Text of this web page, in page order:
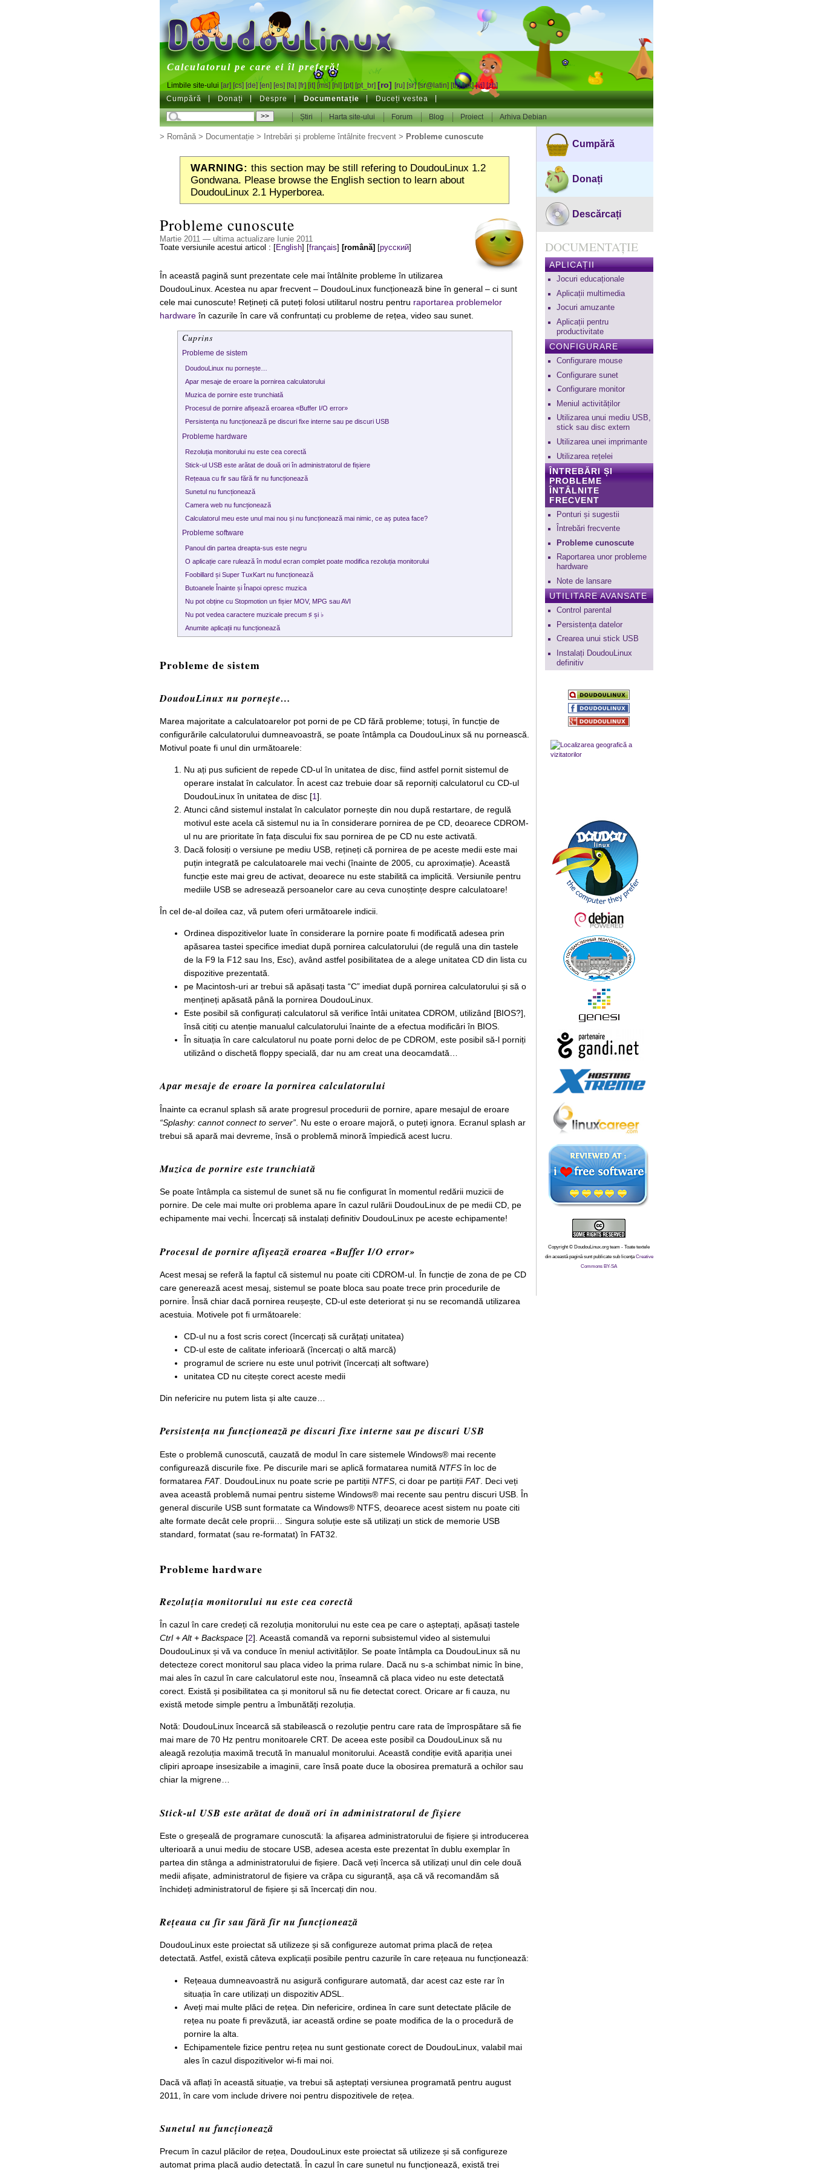
DoudouLinux
Calculatorul pe care ei îl preferă!
Limbile site-ului [ar] [cs] [de] [en] [es] [fa] [fr] [it] [ms] [nl] [pt] [pt_br] [ro] [ru] [sr] [sr@latin] [th] [uk] [vi] [zh]
Cumpără Donați Despre Documentație Duceți vestea
Știri Harta site-ului Forum Blog Proiect Arhiva Debian
> Română> Documentație> Întrebări și probleme întâlnite frecvent> Probleme cunoscute
WARNING: this section may be still refering to DoudouLinux 1.2
Gondwana. Please browse the English section to learn about
DoudouLinux 2.1 Hyperborea.
Probleme cunoscute
Martie 2011 — ultima actualizare Iunie 2011
Toate versiunile acestui articol :
English] français [română] русский]
În această pagină sunt prezentate cele mai întâlnite probleme în utilizarea
DoudouLinux. Acestea nu apar frecvent – DoudouLinux funcționează bine în general – ci sunt
cele mai cunoscute! Rețineți că puteți folosi utilitarul nostru pentru raportarea problemelor
hardwareîn cazurile în care vă confruntați cu probleme de rețea, video sau sunet.
Cuprins
Probleme de sistem
DoudouLinux nu pornește…
Apar mesaje de eroare la pornirea calculatorului
Muzica de pornire este trunchiată
Procesul de pornire afișează eroarea «Buffer I/O error»
Persistența nu funcționează pe discuri fixe interne sau pe discuri USB
Probleme hardware
Rezoluția monitorului nu este cea corectă
Stick-ul USB este arătat de două ori în administratorul de fișiere
Rețeaua cu fir sau fără fir nu funcționează
Sunetul nu funcționează
Camera web nu funcționează
Calculatorul meu este unul mai nou și nu funcționează mai nimic, ce aș putea face?
Probleme software
Panoul din partea dreapta-sus este negru
O aplicație care rulează în modul ecran complet poate modifica rezoluția monitorului
Foobillard și Super TuxKart nu funcționează
Butoanele Înainte și Înapoi opresc muzica
Nu pot obține cu Stopmotion un fișier MOV, MPG sau AVI
Nu pot vedea caractere muzicale precum ♯ și ♭
Anumite aplicații nu funcționează
Probleme de sistem
DoudouLinux nu pornește…
Marea majoritate a calculatoarelor pot porni de pe CD fără probleme; totuși, în funcție de
configurările calculatorului dumneavoastră, se poate întâmpla ca DoudouLinux să nu pornească.
Motivul poate fi unul din următoarele:
Nu ați pus suficient de repede CD-ul în unitatea de disc, fiind astfel pornit sistemul de
operare instalat în calculator. În acest caz trebuie doar să reporniți calculatorul cu CD-ul
DoudouLinux în unitatea de disc [1].
Atunci când sistemul instalat în calculator pornește din nou după restartare, de regulă
motivul este acela că sistemul nu ia în considerare pornirea de pe CD, deoarece CDROM-
ul nu are prioritate în fața discului fix sau pornirea de pe CD nu este activată.
Dacă folosiți o versiune pe mediu USB, rețineți că pornirea de pe aceste medii este mai
puțin integrată pe calculatoarele mai vechi (înainte de 2005, cu aproximație). Această
funcție este mai greu de activat, deoarece nu este stabilită ca implicită. Versiunile pentru
mediile USB se adresează persoanelor care au ceva cunoștințe despre calculatoare!
În cel de-al doilea caz, vă putem oferi următoarele indicii.
Ordinea dispozitivelor luate în considerare la pornire poate fi modificată adesea prin
apăsarea tastei specifice imediat după pornirea calculatorului (de regulă una din tastele
de la F9 la F12 sau Ins, Esc), având astfel posibilitatea de a alege unitatea CD din lista cu
dispozitive prezentată.
pe Macintosh-uri ar trebui să apăsați tasta “C” imediat după pornirea calculatorului și să o
mențineți apăsată până la pornirea DoudouLinux.
Este posibil să configurați calculatorul să verifice întâi unitatea CDROM, utilizând [BIOS?],
însă citiți cu atenție manualul calculatorului înainte de a efectua modificări în BIOS.
În situația în care calculatorul nu poate porni deloc de pe CDROM, este posibil să-l porniți
utilizând o dischetă floppy specială, dar nu am creat una deocamdată…
Apar mesaje de eroare la pornirea calculatorului
Înainte ca ecranul splash să arate progresul procedurii de pornire, apare mesajul de eroare
“Splashy: cannot connect to server”. Nu este o eroare majoră, o puteți ignora. Ecranul splash ar
trebui să apară mai devreme, însă o problemă minoră împiedică acest lucru.
Muzica de pornire este trunchiată
Se poate întâmpla ca sistemul de sunet să nu fie configurat în momentul redării muzicii de
pornire. De cele mai multe ori problema apare în cazul rulării DoudouLinux de pe medii CD, pe
echipamente mai vechi. Încercați să instalați definitiv DoudouLinux pe aceste echipamente!
Procesul de pornire afișează eroarea «Buffer I/O error»
Acest mesaj se referă la faptul că sistemul nu poate citi CDROM-ul. În funcție de zona de pe CD
care generează acest mesaj, sistemul se poate bloca sau poate trece prin procedurile de
pornire. Însă chiar dacă pornirea reușește, CD-ul este deteriorat și nu se recomandă utilizarea
acestuia. Motivele pot fi următoarele:
CD-ul nu a fost scris corect (încercați să curățați unitatea)
CD-ul este de calitate inferioară (încercați o altă marcă)
programul de scriere nu este unul potrivit (încercați alt software)
unitatea CD nu citește corect aceste medii
Din nefericire nu putem lista și alte cauze…
Persistența nu funcționează pe discuri fixe interne sau pe discuri USB
Este o problemă cunoscută, cauzată de modul în care sistemele Windows® mai recente
configurează discurile fixe. Pe discurile mari se aplică formatarea numită NTFSîn loc de
formatarea FAT. DoudouLinux nu poate scrie pe partiții NTFS, ci doar pe partiții FAT. Deci veți
avea această problemă numai pentru sisteme Windows® mai recente sau pentru discuri USB. În
general discurile USB sunt formatate ca Windows® NTFS, deoarece acest sistem nu poate citi
alte formate decât cele proprii… Singura soluție este să utilizați un stick de memorie USB
standard, formatat (sau re-formatat) în FAT32.
Probleme hardware
Rezoluția monitorului nu este cea corectă
În cazul în care credeți că rezoluția monitorului nu este cea pe care o așteptați, apăsați tastele
Ctrl + Alt + Backspace[2]. Această comandă va reporni subsistemul video al sistemului
DoudouLinux și vă va conduce în meniul activităților. Se poate întâmpla ca DoudouLinux să nu
detecteze corect monitorul sau placa video la prima rulare. Dacă nu s-a schimbat nimic în bine,
mai ales în cazul în care calculatorul este nou, înseamnă că placa video nu este detectată
corect. Există și posibilitatea ca și monitorul să nu fie detectat corect. Oricare ar fi cauza, nu
există metode simple pentru a îmbunătăți rezoluția.
Notă: DoudouLinux încearcă să stabilească o rezoluție pentru care rata de împrospătare să fie
mai mare de 70 Hz pentru monitoarele CRT. De aceea este posibil ca DoudouLinux să nu
aleagă rezoluția maximă trecută în manualul monitorului. Această condiție evită apariția unei
clipiri aproape insesizabile a imaginii, care însă poate duce la obosirea prematură a ochilor sau
chiar la migrene…
Stick-ul USB este arătat de două ori în administratorul de fișiere
Este o greșeală de programare cunoscută: la afișarea administratorului de fișiere și introducerea
ulterioară a unui mediu de stocare USB, adesea acesta este prezentat în dublu exemplar în
partea din stânga a administratorului de fișiere. Dacă veți încerca să utilizați unul din cele două
medii afișate, administratorul de fișiere va crăpa cu siguranță, așa că vă recomandăm să
închideți administratorul de fișiere și să încercați din nou.
Rețeaua cu fir sau fără fir nu funcționează
DoudouLinux este proiectat să utilizeze și să configureze automat prima placă de rețea
detectată. Astfel, există câteva explicații posibile pentru cazurile în care rețeaua nu funcționează:
Rețeaua dumneavoastră nu asigură configurare automată, dar acest caz este rar în
situația în care utilizați un dispozitiv ADSL.
Aveți mai multe plăci de rețea. Din nefericire, ordinea în care sunt detectate plăcile de
rețea nu poate fi prevăzută, iar această ordine se poate modifica de la o procedură de
pornire la alta.
Echipamentele fizice pentru rețea nu sunt gestionate corect de DoudouLinux, valabil mai
ales în cazul dispozitivelor wi-fi mai noi.
Dacă vă aflați în această situație, va trebui să așteptați versiunea programată pentru august
2011, în care vom include drivere noi pentru dispozitivele de rețea.
Sunetul nu funcționează
Precum în cazul plăcilor de rețea, DoudouLinux este proiectat să utilizeze și să configureze
automat prima placă audio detectată. În cazul în care sunetul nu funcționează, există trei
Cumpără
Donați
Descărcați
DOCUMENTAȚIE
APLICAȚII
Jocuri educaționale
Aplicații multimedia
Jocuri amuzante
Aplicații pentru
productivitate
CONFIGURARE
Configurare mouse
Configurare sunet
Configurare monitor
Meniul activităților
Utilizarea unui mediu USB,
stick sau disc extern
Utilizarea unei imprimante
Utilizarea rețelei
ÎNTREBĂRI ȘI
PROBLEME
ÎNTÂLNITE
FRECVENT
Ponturi și sugestii
Întrebări frecvente
Probleme cunoscute
Raportarea unor probleme
hardware
Note de lansare
UTILITARE AVANSATE
Control parental
Persistența datelor
Crearea unui stick USB
Instalați DoudouLinux
definitiv
Copyright © DoudouLinux.org team - Toate textele
din această pagină sunt publicate sub licența Creative
Commons BY-SA